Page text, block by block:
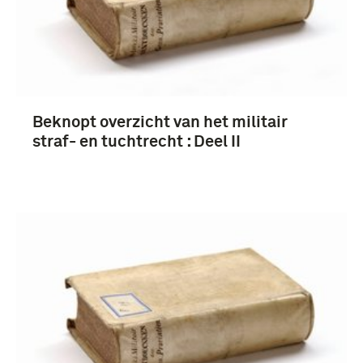
Beknopt overzicht van het militair
straf- en tuchtrecht : Deel II